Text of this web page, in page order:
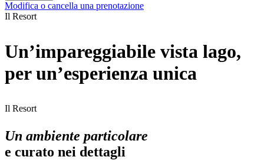
Modifica o cancella una prenotazione
Il Resort
Un’impareggiabile vista lago,
per un’esperienza unica
Il Resort
Un ambiente particolare
e curato nei dettagli